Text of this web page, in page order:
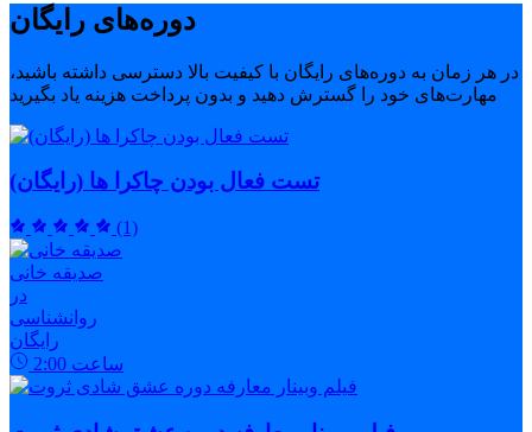
دوره‌های رایگان
در هر زمان به دوره‌های رایگان با کیفیت بالا دسترسی داشته باشید،
مهارت‌های خود را گسترش دهید و بدون پرداخت هزینه یاد بگیرید
تست فعال بودن چاکرا ها (رایگان)
(1)
صدیقه خانی
در
روانشناسی
رایگان
2:00 ساعت